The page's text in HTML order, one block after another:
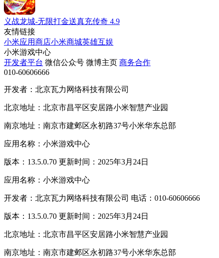
义战龙城-无限打金送真充传奇 4.9
友情链接
小米应用商店小米商城英雄互娱
小米游戏中心
开发者平台 微信公众号 微博主页 商务合作
010-60606666
开发者：北京瓦力网络科技有限公司
北京地址：北京市昌平区安居路小米智慧产业园
南京地址：南京市建邺区永初路37号小米华东总部
应用名称：小米游戏中心
版本：13.5.0.70 更新时间：2025年3月24日
应用名称：小米游戏中心
开发者：北京瓦力网络科技有限公司 电话：010-60606666
版本：13.5.0.70 更新时间：2025年3月24日
北京地址：北京市昌平区安居路小米智慧产业园
南京地址：南京市建邺区永初路37号小米华东总部